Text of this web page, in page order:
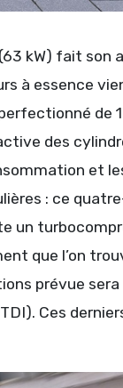
kW) fait son
à essence
de
des
et
: ce
un
que l’on
prévue
Ces